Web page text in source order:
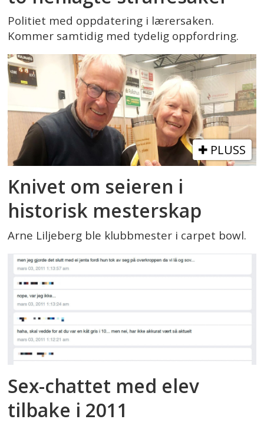
Politiet med oppdatering i lærersaken.
Kommer samtidig med tydelig oppfordring.
PLUSS
Knivet om seieren i
historisk mesterskap
Arne Liljeberg ble klubbmester i carpet bowl.
Sex-chattet med elev
tilbake i 2011